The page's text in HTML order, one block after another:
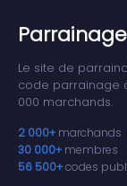
Parrainage
Le site de
code parrainage
000 marchands.
2 000+ marchands
30 000+ membres
56 500+codes